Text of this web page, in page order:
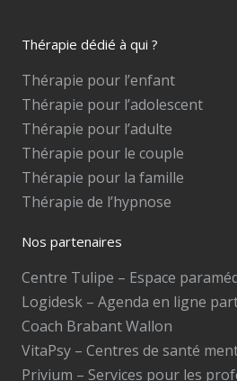
Thérapie dédié à qui ?
Thérapie pour l’enfant
Thérapie pour l’adolescent
Thérapie pour l’adulte
Thérapie pour le couple
Thérapie pour la famille
Thérapie de l’hypnose
Nos partenaires
Centre Tulipe – Espace
Logidesk – Agenda en ligne
Coach Brabant Wallon
VitaPsy – Centres de santé
Privium – Services pour les